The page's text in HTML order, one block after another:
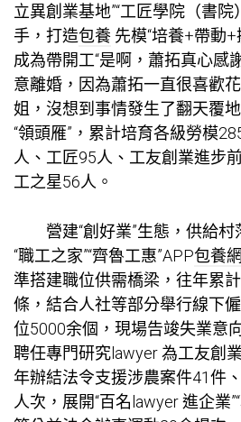
立異創業基地”“工匠學院（書院
手，打造包養 先模“培養+帶動
成為帶開工“是啊，蕭拓真心感
意離婚，因為蕭拓一直很喜歡
姐，沒想到事情發生了翻天覆
“領頭雁”，累計培育各級勞模
人、工匠95人、工友創業進步
工之星56人。
營建“創好業”生態，供給
“職工之家”“齊魯工惠”APP包養網
準搭建職位供需橋梁，往年累
條，結合人社等部分舉行線下
位5000余個，現場告竣失業意
聘任專門研究lawyer 為工友創
年辦結法令支援涉農案件41件
人次，展開“百名lawyer 進企業